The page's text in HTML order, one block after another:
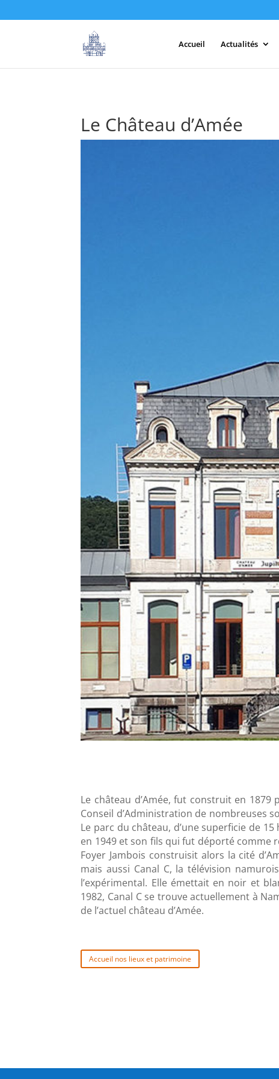
Accueil Actualités
Le Château d’Amée
Le château d’Amée, fut construit en
Conseil d’Administration de nombreuses
Le parc du château, d’une superficie de
en 1949 et son fils qui fut déporté comme
Foyer Jambois construisit alors la cité
mais aussi Canal C, la télévision
l’expérimental. Elle émettait en noir et
1982, Canal C se trouve actuellement à
de l’actuel château d’Amée.
Accueil nos lieux et patrimoine